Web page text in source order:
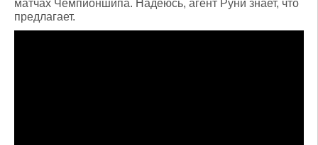
матчах Чемпионшипа. Надеюсь, агент Руни знает, что
предлагает.